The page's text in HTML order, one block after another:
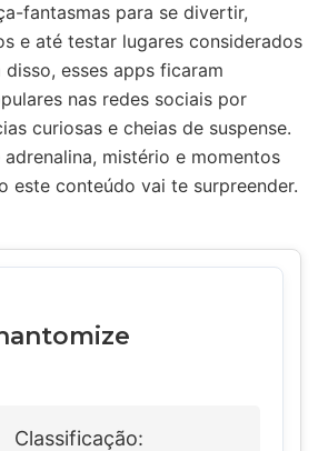
fantasmas para se divertir,
e até testar lugares considerados
esses apps ficaram
nas redes sociais por
curiosas e cheias de suspense.
mistério e momentos
este conteúdo vai te surpreender.
Classificação: